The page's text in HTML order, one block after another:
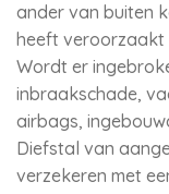
ander van buiten
heeft veroorzaakt
Wordt er
inbraakschade,
airbags,
Diefstal van
verzekeren met